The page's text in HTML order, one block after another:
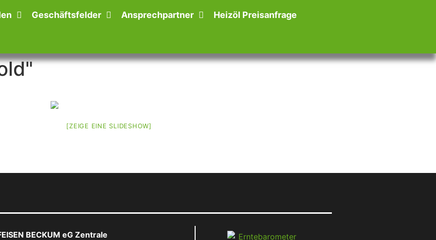
Geschäftsfelder Ansprechpartner Heizöl Preisanfrage
[ZEIGE EINE SLIDESHOW]
BECKUM eG Zentrale